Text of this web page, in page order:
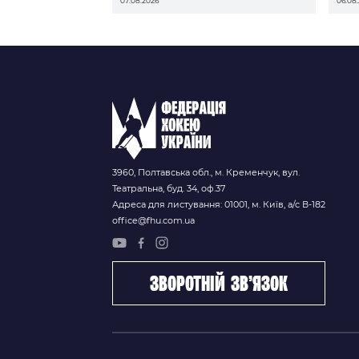
3960, Полтавська обл., м. Кременчук, вул.
Театральна, буд. 34, оф.37
Адреса для листування: 01001, м. Київ, а/с В-182
office@fhu.com.ua
зворотній зв’язок